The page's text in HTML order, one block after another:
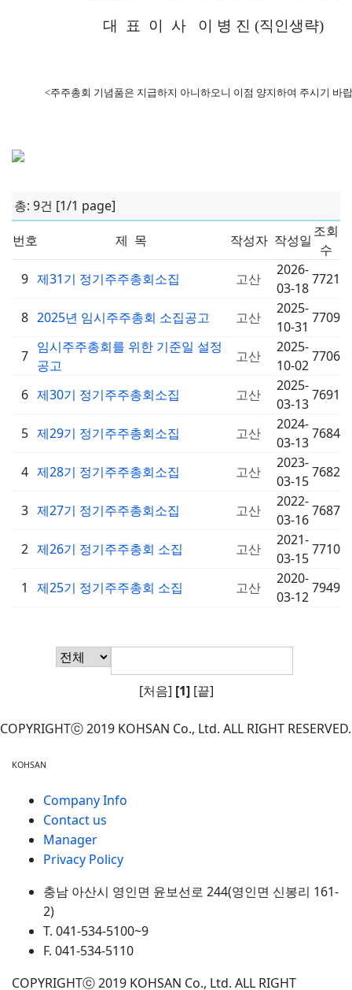
대 표 이 사 이 병 진 (직인생략)
<주주총회 기념품은 지급하지 아니하오니 이점 양지하여 주시기 바
총: 9건 [1/1 page]
번호
제 목 작성자 작성일
조회
수
9 제31기 정기주주총회소집 고산
2026-
03-18
7721
8 2025년 임시주주총회 소집공고 고산
2025-
10-31
7709
7
임시주주총회를 위한 기준일 설정
공고
고산
2025-
10-02
7706
6 제30기 정기주주총회소집 고산
2025-
03-13
7691
5 제29기 정기주주총회소집 고산
2024-
03-13
7684
4 제28기 정기주주총회소집 고산
2023-
03-15
7682
3 제27기 정기주주총회소집 고산
2022-
03-16
7687
2 제26기 정기주주총회 소집 고산
2021-
03-15
7710
1 제25기 정기주주총회 소집 고산
2020-
03-12
7949
[처음] [1][끝]
COPYRIGHTⓒ 2019 KOHSAN Co., Ltd. ALL RIGHT RESERVED.
KOHSAN
Company Info
Contact us
Manager
Privacy Policy
충남 아산시 영인면 윤보선로 244(영인면 신봉리 161-
2)
T. 041-534-5100~9
F. 041-534-5110
COPYRIGHTⓒ 2019 KOHSAN Co., Ltd. ALL RIGHT